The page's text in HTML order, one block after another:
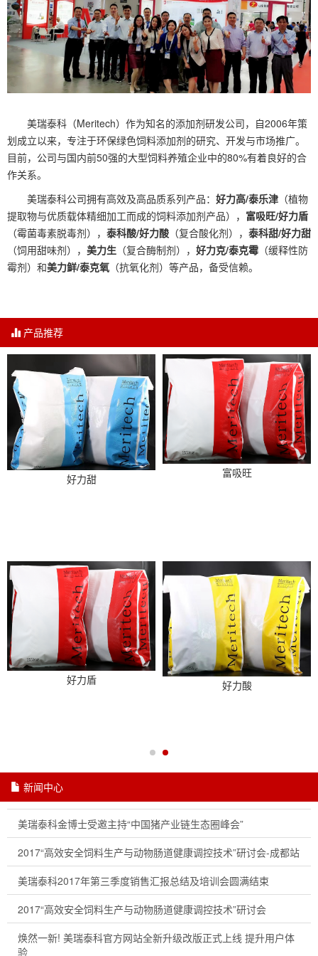
美瑞泰科（Meritech）作为知名的添加剂研发公司，自2006年策
划成立以来，专注于环保绿色饲料添加剂的研究、开发与市场推广。
目前，公司与国内前50强的大型饲料养殖企业中的80%有着良好的合
作关系。
美瑞泰科公司拥有高效及高品质系列产品： 好力高/泰乐津 （植物
提取物与优质载体精细加工而成的饲料添加剂产品）， 富吸旺/好力盾
（霉菌毒素脱毒剂）， 泰科酸/好力酸 （复合酸化剂）， 泰科甜/好力甜
（饲用甜味剂）， 美力生 （复合酶制剂）， 好力克/泰克霉 （缓释性防
霉剂）和美力鲜/泰克氧 （抗氧化剂）等产品，备受信赖。
产品推荐
好力甜
好力盾
富吸旺
好力酸
新闻中心
美瑞泰科金博士受邀主持“中国猪产业链生态圈峰会”
2017“高效安全饲料生产与动物肠道健康调控技术”研讨会-成都站
美瑞泰科2017年第三季度销售汇报总结及培训会圆满结束
2017“高效安全饲料生产与动物肠道健康调控技术”研讨会
焕然一新! 美瑞泰科官方网站全新升级改版正式上线 提升用户体
验